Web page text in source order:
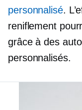
personnalisé.
reniflement
grâce à des
personnalisés.